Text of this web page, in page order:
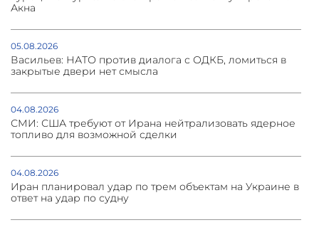
Акна
05.08.2026
Васильев: НАТО против диалога с ОДКБ, ломиться в
закрытые двери нет смысла
04.08.2026
СМИ: США требуют от Ирана нейтрализовать ядерное
топливо для возможной сделки
04.08.2026
Иран планировал удар по трем объектам на Украине в
ответ на удар по судну